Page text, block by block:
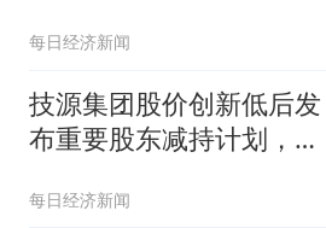
每日经济新闻
技源集团股价创新低后发
布重要股东减持计划，公
每日经济新闻